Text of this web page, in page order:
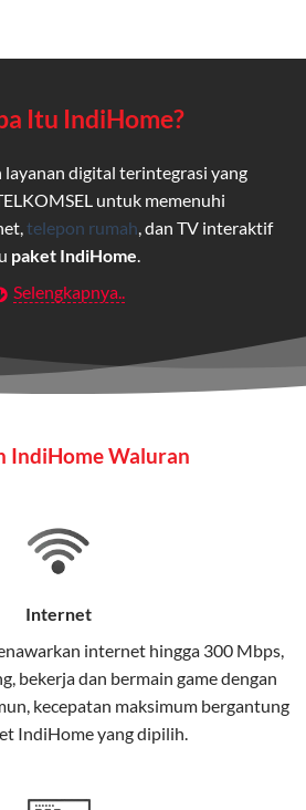
Itu IndiHome?
layanan digital terintegrasi yang
untuk memenuhi
telepon rumah , dan TV interaktif
paket IndiHome
ini dirancang untuk
yang membutuhkan konektivitas dan
tinggi.
dan bisnis.
berbagai pilihan paket IndiHome
IndiHome juga mencakup TV
TV) dan telepon rumah dalam
WiFi IndiHome
Selengkapnya..
IndiHome Waluran
Internet
internethingga 300 Mbps,
bekerja dan bermain game dengan
kecepatan maksimum bergantung
IndiHome yang dipilih.